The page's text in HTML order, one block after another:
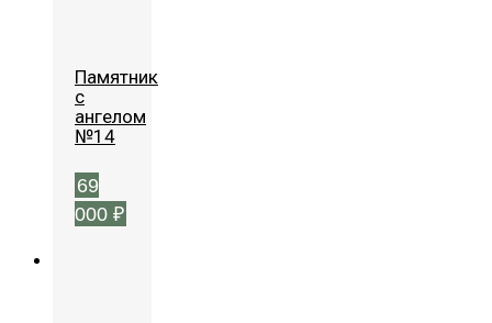
Памятник
с
ангелом
№14
69
000 ₽